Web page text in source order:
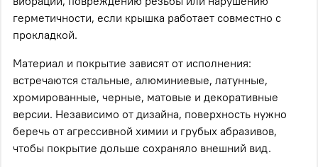
герметичности, если крышка работает совместно с
прокладкой.
Материал и покрытие зависят от исполнения:
встречаются стальные, алюминиевые, латунные,
хромированные, черные, матовые и декоративные
версии. Независимо от дизайна, поверхность нужно
беречь от агрессивной химии и грубых абразивов,
чтобы покрытие дольше сохраняло внешний вид.